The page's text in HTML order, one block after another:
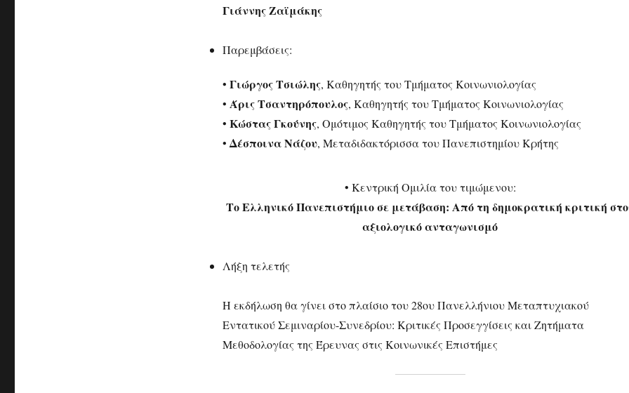
Γιάννης Ζαϊμάκης
Παρεμβάσεις:
• Γιώργος Τσιώλης, Καθηγητής του Τμήματος Κοινωνιολογίας
• Άρις Τσαντηρόπουλος, Καθηγητής του Τμήματος Κοινωνιολογίας
• Κώστας Γκούνης, Ομότιμος Καθηγητής του Τμήματος Κοινωνιολογίας
• Δέσποινα Νάζου, Μεταδιδακτόρισσα του Πανεπιστημίου Κρήτης
• Κεντρική Ομιλία του τιμώμενου:
Το Ελληνικό Πανεπιστήμιο σε μετάβαση: Από τη δημοκρατική κριτική
αξιολογικό ανταγωνισμό
Λήξη τελετής
Η εκδήλωση θα γίνει στο πλαίσιο του 28ου Πανελλήνιου Μεταπτυχιακού
Εντατικού Σεμιναρίου-Συνεδρίου: Κριτικές Προσεγγίσεις και Ζητήματα
Μεθοδολογίας της Έρευνας στις Κοινωνικές Επιστήμες